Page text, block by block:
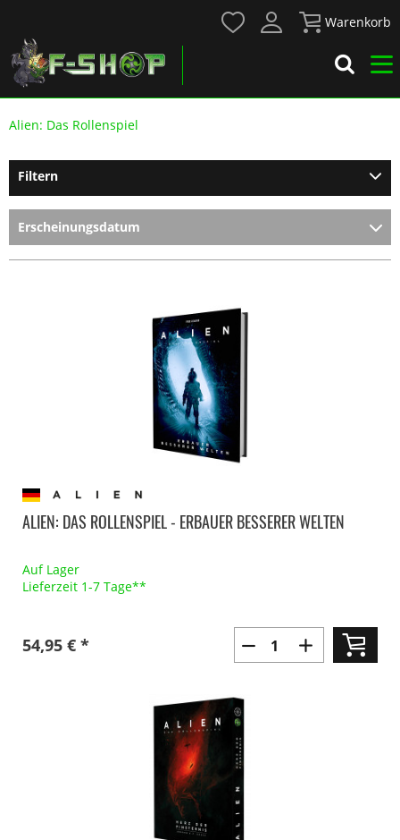
Warenkorb
Alien: Das Rollenspiel
Filtern
ALIEN: DAS ROLLENSPIEL - ERBAUER BESSERER WELTEN
Auf Lager
Lieferzeit 1-7 Tage**
54,95 € *